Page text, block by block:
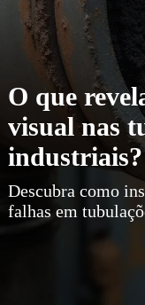
O que
visual nas
industriais?
Descubra como
falhas em